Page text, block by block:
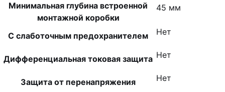
Минимальная глубина встроенной
монтажной коробки
45 мм
С слаботочным предохранителем Нет
Дифференциальная токовая защита Нет
Защита от перенапряжения Нет